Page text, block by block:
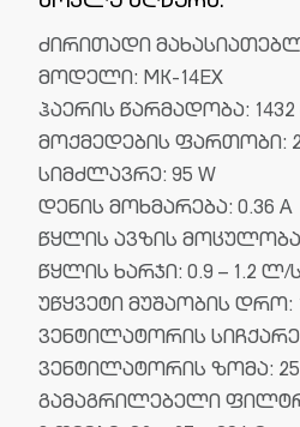
ძირითადი
მოდელი: MK-14EX
ჰაერის წარმადობა: 1432
მოქმედების ფართობი:
სიმძლავრე: 95 W
დენის მოხმარება: 0.36 A
წყლის ავზის
წყლის ხარჯი: 0.9 – 1.2 ლ/
უწყვეტი მუშაობის დრო:
ვენტილატორის
ვენტილატორის ზომა: 25
გამაგრილებელი